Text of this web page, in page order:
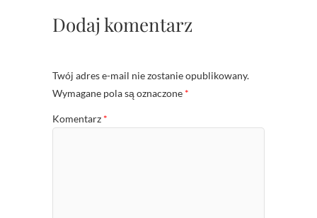
Dodaj komentarz
Twój adres e-mail nie zostanie opublikowany.
Wymagane pola są oznaczone *
Komentarz *